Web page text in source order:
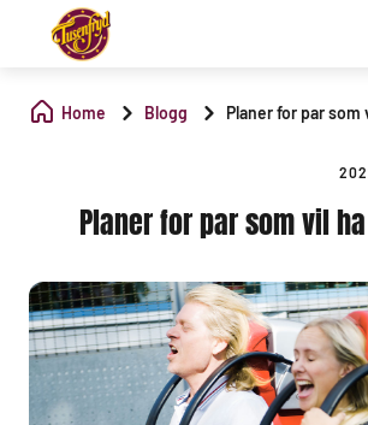
Home Blogg Planer for par som
Planer for par som vil